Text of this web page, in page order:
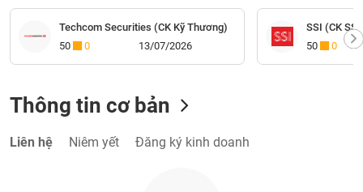
Techcom Securities (CK Kỹ Thương)
50
0 13/07/2026
SSI (CK
50
0
Thông tin cơ bản
Liên hệ Niêm yết Đăng ký kinh doanh